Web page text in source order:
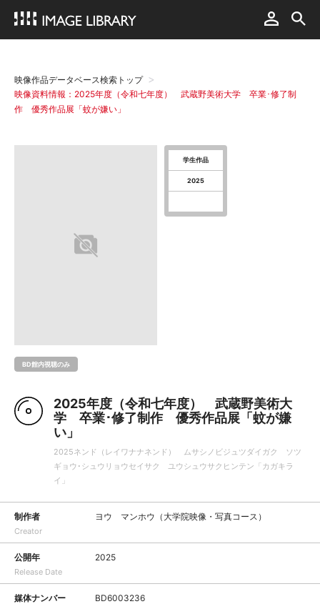
映像作品データベース検索トップ
映像資料情報：2025年度（令和七年度） 武蔵野美術大学 卒業･修了制
作 優秀作品展「蚊が嫌い」
BD館内視聴のみ
学生作品
2025
2025年度（令和七年度） 武蔵野美術大
学 卒業･修了制作 優秀作品展「蚊が嫌
い」
2025ネンド（レイワナナネンド） ムサシノビジュツダイガク ソツ
ギョウ･シュウリョウセイサク ユウシュウサクヒンテン「カガキラ
イ」
制作者
Creator
ヨウ マンホウ（大学院映像・写真コース）
公開年
Release Date
2025
媒体ナンバー BD6003236